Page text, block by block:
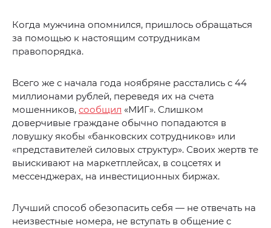
Когда мужчина опомнился, пришлось обращаться
за помощью к настоящим сотрудникам
правопорядка.
Всего же с начала года ноябряне расстались с 44
миллионами рублей, переведя их на счета
мошенников, сообщил «МИГ». Слишком
доверчивые граждане обычно попадаются в
ловушку якобы «банковских сотрудников» или
«представителей силовых структур». Своих жертв те
выискивают на маркетплейсах, в соцсетях и
мессенджерах, на инвестиционных биржах.
Лучший способ обезопасить себя — не отвечать на
неизвестные номера, не вступать в общение с